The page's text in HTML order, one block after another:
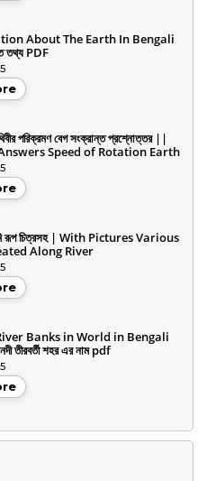
About The Earth In Bengali
তথ্য PDF
পরিক্রমণ বেগ সংক্রান্ত প্রশ্নোত্তর ||
Speed of Rotation Earth
ভূমি রূপ চিত্রসহ | With Pictures Various
Along River
Banks in World in Bengali
তীরবর্তী শহর এর নাম pdf